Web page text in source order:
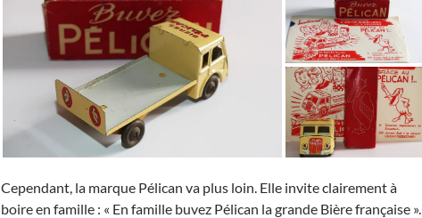
Cependant, la marque Pélican va plus loin. Elle invite clairement à
boire en famille : « En famille buvez Pélican la grande Bière française ».